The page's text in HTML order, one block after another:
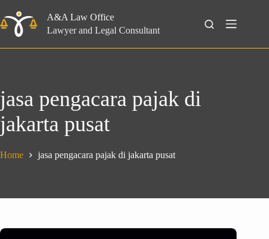
to
content
A&A Law Office
Lawyer and Legal Consultant
Search
jasa pengacara pajak di
jakarta pusat
Home jasa pengacara pajak di jakarta pusat